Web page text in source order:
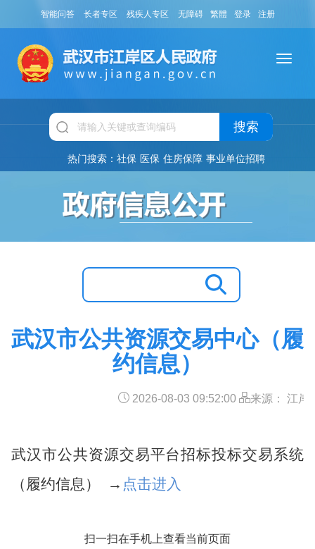
智能问答 长者专区 残疾人专区 无障碍 繁體 登录 注册
搜索
热门搜索： 社保 医保 住房保障 事业单位招聘
武汉市公共资源交易中心（履
约信息）
2026-08-03 09:52:00 来源： 江岸
武汉市公共资源交易平台招标投标交易系统
（履约信息） → 点击进入
扫一扫在手机上查看当前页面